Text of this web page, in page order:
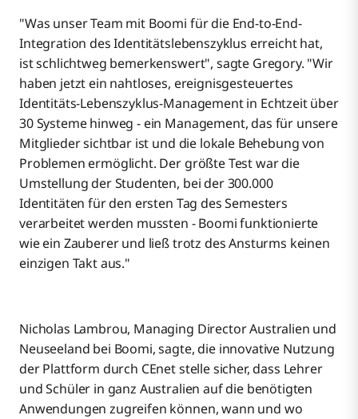
"Was unser Team mit Boomi für die End-to-End-
Integration des Identitätslebenszyklus erreicht hat,
ist schlichtweg bemerkenswert", sagte Gregory. "Wir
haben jetzt ein nahtloses, ereignisgesteuertes
Identitäts-Lebenszyklus-Management in Echtzeit über
30 Systeme hinweg - ein Management, das für unsere
Mitglieder sichtbar ist und die lokale Behebung von
Problemen ermöglicht. Der größte Test war die
Umstellung der Studenten, bei der 300.000
Identitäten für den ersten Tag des Semesters
verarbeitet werden mussten - Boomi funktionierte
wie ein Zauberer und ließ trotz des Ansturms keinen
einzigen Takt aus."
Nicholas Lambrou, Managing Director Australien und
Neuseeland bei Boomi, sagte, die innovative Nutzung
der Plattform durch CEnet stelle sicher, dass Lehrer
und Schüler in ganz Australien auf die benötigten
Anwendungen zugreifen können, wann und wo